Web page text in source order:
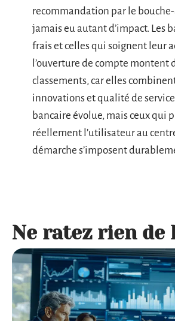
recommandation par le bouche-
jamais eu autant d’impact. Les
frais et celles qui soignent leur
l’ouverture de compte montent
classements, car elles
innovations et qualité de
bancaire évolue, mais ceux qui
réellement l’utilisateur au
démarche s’imposent
Ne ratez rien de